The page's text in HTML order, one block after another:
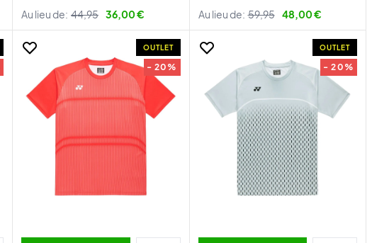
Au lieu de: 44,95 36,00 €
Au lieu de: 59,95 48,00 €
OUTLET
- 20%
OUTLET
- 20%